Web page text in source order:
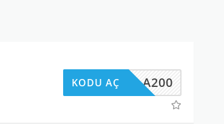
BELLA200
KODU AÇ